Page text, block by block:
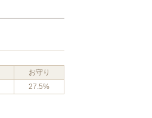
お守り
27.5%